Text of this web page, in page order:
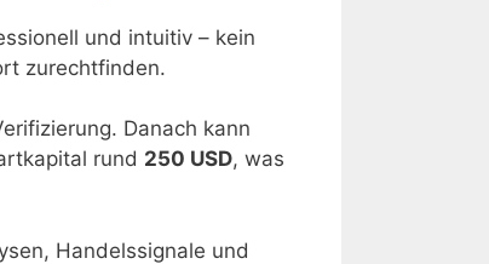
und intuitiv – kein
zurechtfinden.
Danach kann
rund 250 USD, was
Handelssignale und